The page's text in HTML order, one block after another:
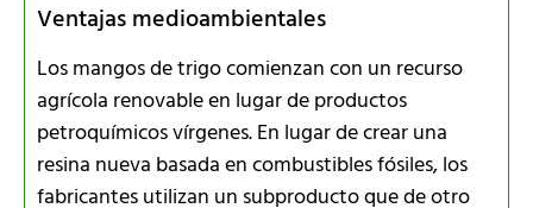
Ventajas medioambientales
Los mangos de trigo comienzan con un recurso
agrícola renovable en lugar de productos
petroquímicos vírgenes. En lugar de crear una
resina nueva basada en combustibles fósiles, los
fabricantes utilizan un subproducto que de otro